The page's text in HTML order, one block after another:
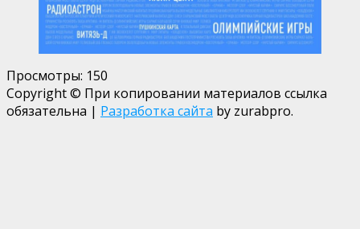
Просмотры: 150
Copyright © При копировании материалов ссылка
обязательна | Разработка сайта by zurabpro.